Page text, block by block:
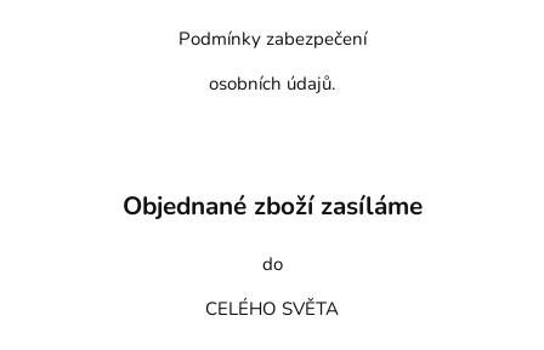
Podmínky zabezpečení
osobních údajů.
Objednané zboží zasíláme
do
CELÉHO SVĚTA